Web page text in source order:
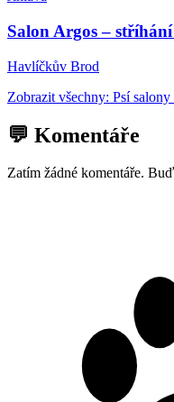
Salon Argos –
Havlíčkův Brod
Zobrazit všechny: Psí salony
💬 Komentáře
Zatím žádné komentáře.